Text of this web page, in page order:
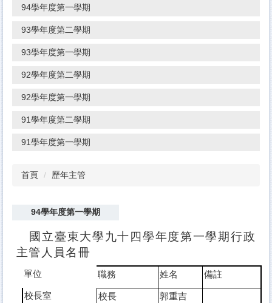
94學年度第一學期
93學年度第二學期
93學年度第一學期
92學年度第二學期
92學年度第一學期
91學年度第二學期
91學年度第一學期
首頁 歷年主管
94學年度第一學期
國立臺東大學九十四學年度第一學期行政
主管人員名冊
單位 職務 姓名
備註
校長室
校長
郭重吉